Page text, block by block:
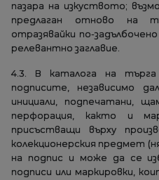
пазара на изкуството;
предлаган отново на
отразявайки по-
релевантно заглавие.
4.3. В каталога на
подписите, независимо
инициали, подпечатани,
перфорация, както и
присъстващи върху
колекционерския предмет
на подпис и може да се
подписи или маркировки,